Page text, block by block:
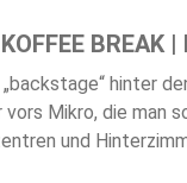
KOFFEE
hinter
vors Mikro, die man
und
Intensität, an